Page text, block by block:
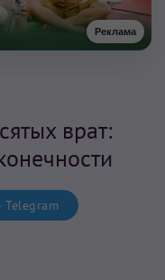
Реклама
врат:
Telegram